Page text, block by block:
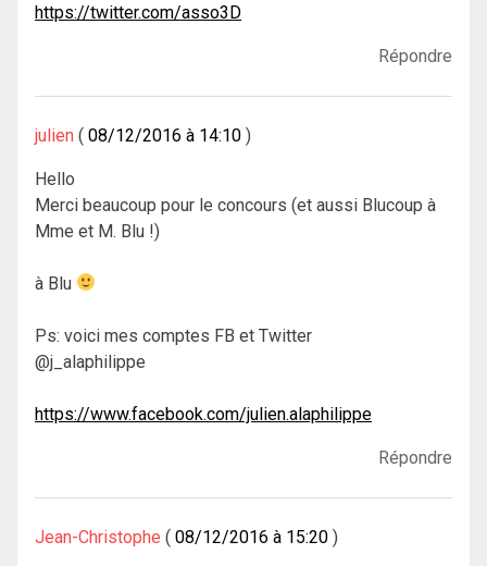
https://twitter.com/asso3D
Répondre
julien 08/12/2016 à 14:10
Hello
Merci beaucoup pour le concours (et aussi Blucoup à
Mme et M. Blu !)
à Blu
Ps: voici mes comptes FB et Twitter
@j_alaphilippe
https://www.facebook.com/julien.alaphilippe
Répondre
Jean-Christophe 08/12/2016 à 15:20